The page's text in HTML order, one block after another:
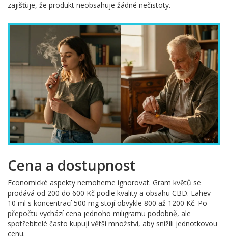
zajišťuje, že produkt neobsahuje žádné nečistoty.
Cena a dostupnost
Economické aspekty nemoheme ignorovat. Gram květů se
prodává od 200 do 600 Kč podle kvality a obsahu CBD. Lahev
10 ml s koncentrací 500 mg stojí obvykle 800 až 1200 Kč. Po
přepočtu vychází cena jednoho miligramu podobně, ale
spotřebitelé často kupují větší množství, aby snížili jednotkovou
cenu.